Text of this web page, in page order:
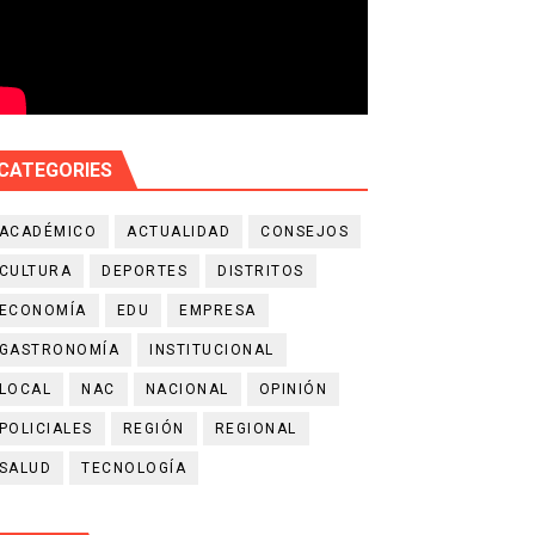
ACTUALIDAD CONSEJOS
DEPORTES DISTRITOS
EDU EMPRESA
INSTITUCIONAL
NAC NACIONAL OPINIÓN
REGIÓN REGIONAL
TECNOLOGÍA